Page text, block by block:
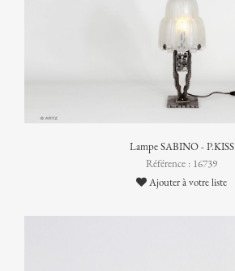
Lampe SABINO - P.KISS
Référence : 16739
Ajouter à votre liste